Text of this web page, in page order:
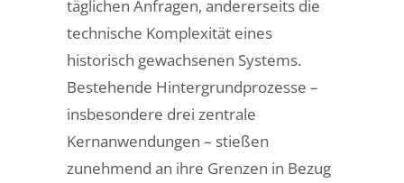
täglichen Anfragen, andererseits die
technische Komplexität eines
historisch gewachsenen Systems.
Bestehende Hintergrundprozesse –
insbesondere drei zentrale
Kernanwendungen – stießen
zunehmend an ihre Grenzen in Bezug